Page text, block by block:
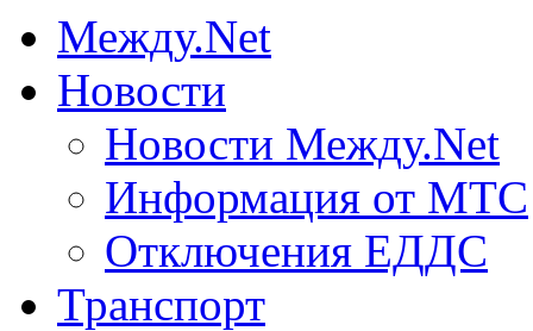
Между.Net
Новости
Новости Между.Net
Информация от МТС
Отключения ЕДДС
Транспорт